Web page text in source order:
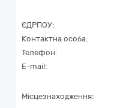
ЄДРПОУ:
Контактна особа:
Телефон:
E-mail:
Місцезнаходження: